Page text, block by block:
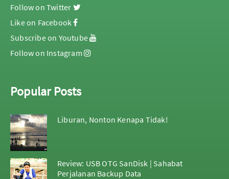
Follow on Twitter
Like on Facebook
Subscribe on Youtube
Follow on Instagram
Popular Posts
Liburan, Nonton Kenapa Tidak!
Review: USB OTG SanDisk | Sahabat
Perjalanan Backup Data